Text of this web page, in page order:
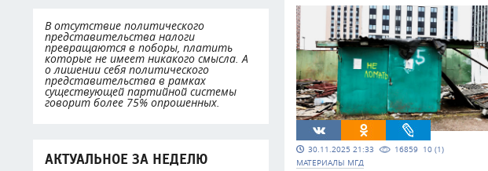
В отсутствие политического
представительства налоги
превращаются в поборы, платить
которые не имеет никакого смысла. А
о лишении себя политического
представительства в рамках
существующей партийной системы
говорит более 75% опрошенных.
АКТУАЛЬНОЕ ЗА НЕДЕЛЮ
30.11.2025 21:33 16859 10 (1)
МАТЕРИАЛЫ МГД